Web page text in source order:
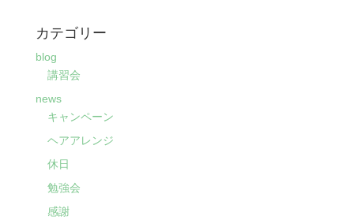
カテゴリー
blog
講習会
news
キャンペーン
ヘアアレンジ
休日
勉強会
感謝